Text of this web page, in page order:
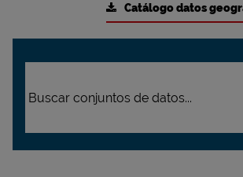
Catálogo datos